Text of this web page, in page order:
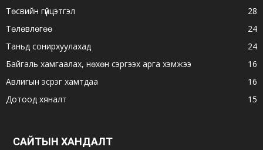
Төсвийн гүйцэтгэл
28
Төлөвлөгөө
24
Таньд сонирхуулахад
24
Байгаль хамгаалах, нөхөн сэргээх арга хэмжээ
16
Авлигын эсрэг хамтдаа
16
Дотоод хяналт
15
САЙТЫН ХАНДАЛТ